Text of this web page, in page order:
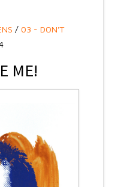
/ 03 - DON'T
ME!